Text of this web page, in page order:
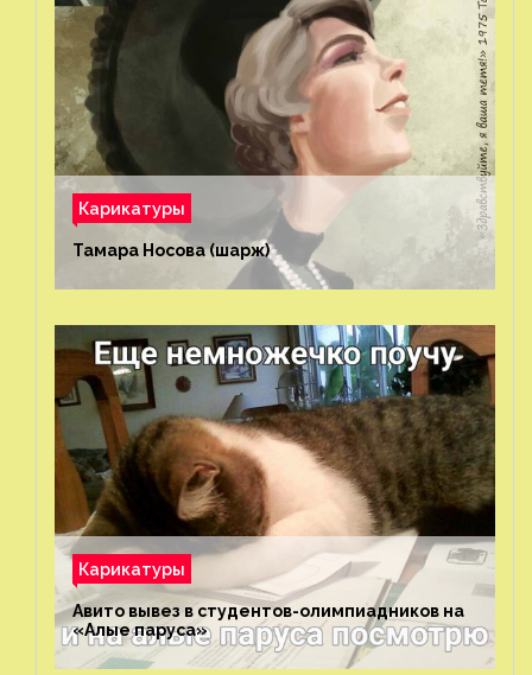
Карикатуры
Тамара Носова (шарж)⁠⁠
Карикатуры
Авито вывез в студентов-олимпиадников на
«Алые паруса»⁠⁠